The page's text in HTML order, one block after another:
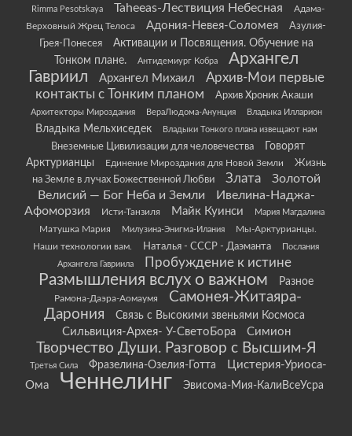
Rimma Pesotskaya Taheeas-Лествиция Небесная
Адама-
Верховный Жрец Телоса
Адония-Невея-Соломея
Азулия-
Грея-Понесея
Активации и Посвящения. Обучение на
Тонком плане.
Антидемиург Кобра
Архангел
Гавриил
Архангел Михаил
Архив-Мои первые
контакты с Тонким планом
Архив Хроник Акаши
Архитекторы Мироздания ВераЛюдома-Анунция Владыка Илларион
Владыка Мельхиседек Владыки Тонкого плана извещают нам
Внеземные Цивилизации для человечества
Говорят
Арктурианцы
Единение Мироздания для Новой Земли
Жизнь
на Земле в лучах Божественной Любви
Злата
Золотой
Велисий — Бог Неба и Земли
Ивелина-Наджа-
Афоморзия
Исти-Танзиля Майк Куинси Мария Магдалина
Матушка Мария Милузина-Энигма-Илания
Мы-Арктурианцы.
Наши технологии вам.
Наталья - СССР - Даэманта
Послания
Архангела Гавриила
Пробуждение к истине
Размышления вслух о важном Разное
Рамона-Даэра-Аомаумя
Самонея-Житаяра-
Дарония
Связь с Высокими звеньями Космоса
Сильвиция-Архея- У-СветоБора Симион
Творчество Души. Разговор с Высшим-Я
Третья Сила Фразелина-Озелия-Готта
Цистерия-Уриоса-
Ома
Ченнелинг Эвисома-Мия-КалиВсеУсра